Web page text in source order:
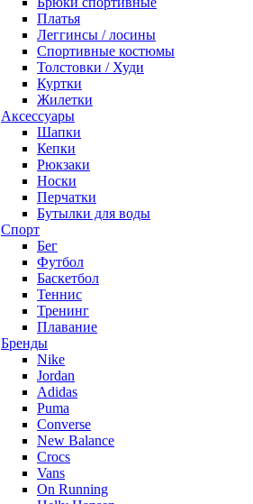
Платья
Леггинсы / лосины
Спортивные костюмы
Толстовки / Худи
Куртки
Жилетки
Аксессуары
Шапки
Кепки
Рюкзаки
Носки
Перчатки
Бутылки для воды
Спорт
Бег
Футбол
Баскетбол
Теннис
Тренинг
Плавание
Бренды
Nike
Jordan
Adidas
Puma
Converse
New Balance
Crocs
Vans
On Running